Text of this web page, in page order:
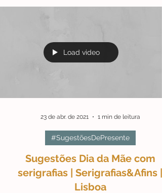
uma mulher apoia outra, o mundo
23 de abr. de 2021 1 min de leitura